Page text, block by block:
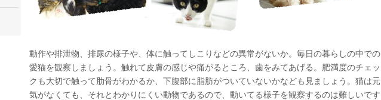
動作や排泄物、排尿の様子や、体に触ってしこりなどの異常がないか。毎日の暮らしの中での
愛猫を観察しましょう。触れて皮膚の感じや痛がるところ、歯をみてあげる。肥満度のチェッ
クも大切で触って肋骨がわかるか、下腹部に脂肪がついていないかなども見ましょう。猫は元
気がなくても、それとわかりにくい動物であるので、動いてる様子を観察するのは難しいです